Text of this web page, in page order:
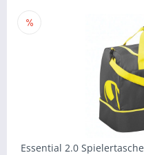
Essential 2.0 Spielertasche